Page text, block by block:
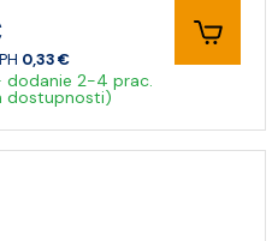
0,33 €
dodanie 2-4 prac.
dostupnosti)